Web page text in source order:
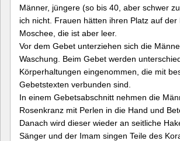
Männer, jüngere (so bis 40, aber schwer
ich nicht. Frauen hätten ihren Platz auf der
Moschee, die ist aber leer.
Vor dem Gebet unterziehen sich die
Waschung. Beim Gebet werden
Körperhaltungen eingenommen, die mit
Gebetstexten verbunden sind.
In einem Gebetsabschnitt nehmen die
Rosenkranz mit Perlen in die Hand und
Danach wird dieser wieder an seitliche
Sänger und der Imam singen Teile des